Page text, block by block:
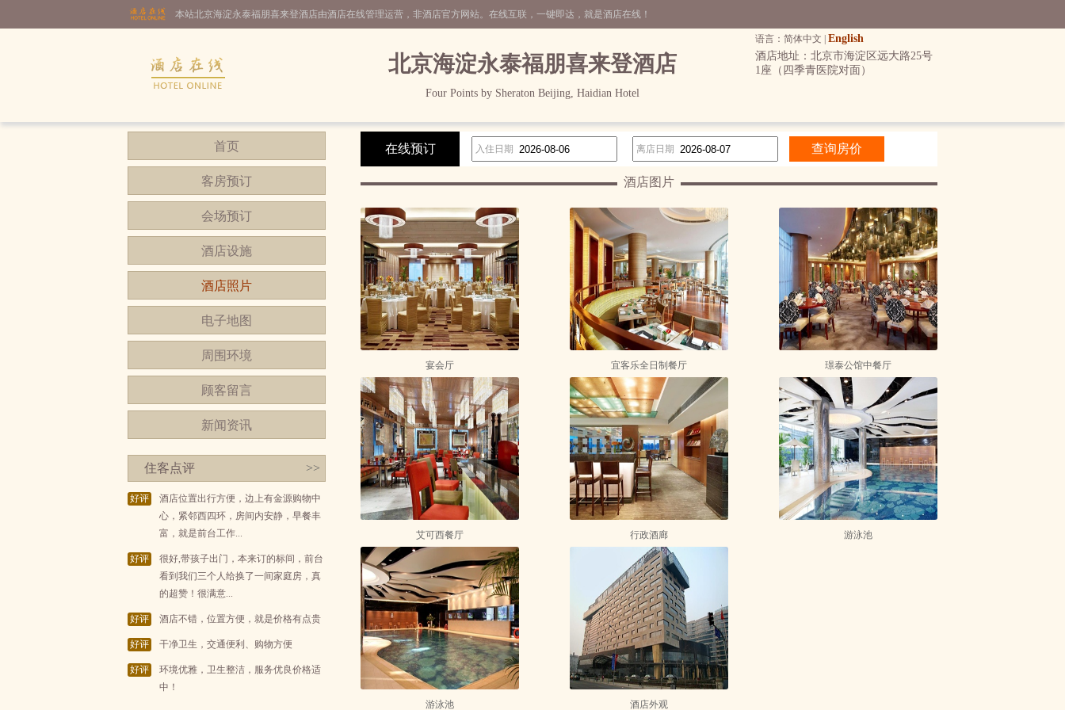
本站北京海淀永泰福朋喜来登酒店由酒店在线管理运营，非酒店官方网站。在线互联，一键即达，就是酒店在线！
语言：简体中文 | English
北京海淀永泰福朋喜来登酒店
Four Points by Sheraton Beijing, Haidian Hotel
酒店地址：北京市海淀区远大路25号
1座（四季青医院对面）
首页
客房预订
会场预订
酒店设施
酒店照片
电子地图
周围环境
顾客留言
新闻资讯
住客点评 >>
好评
酒店位置出行方便，边上有金源购物中
心，紧邻西四环，房间内安静，早餐丰
富，就是前台工作...
好评
很好,带孩子出门，本来订的标间，前台
看到我们三个人给换了一间家庭房，真
的超赞！很满意...
好评 酒店不错，位置方便，就是价格有点贵
好评 干净卫生，交通便利、购物方便
好评
环境优雅，卫生整洁，服务优良价格适
中！
在线预订 入住日期 离店日期
酒店图片
宴会厅 宜客乐全日制餐厅 璟泰公馆中餐厅
艾可西餐厅 行政酒廊 游泳池
游泳池 酒店外观